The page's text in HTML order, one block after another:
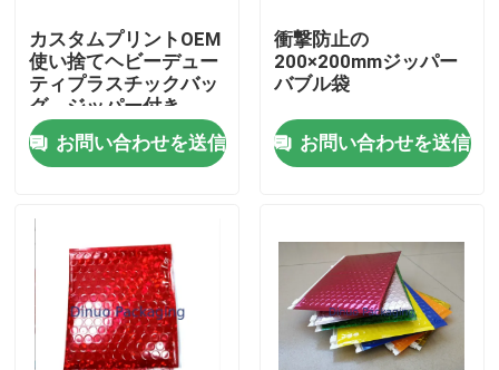
家
ビデオ
カスタムプリントOEM
使い捨てヘビーデュー
ティプラスチックバッ
グ、ジッパー付き
お問い合わせを送信
衝撃防止の
200×200mmジッパー
バブル袋
お問い合わせを送信